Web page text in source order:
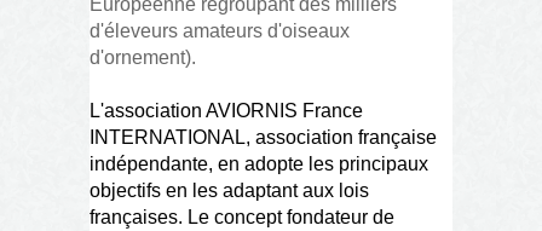
d'éleveurs amateurs d'oiseaux
d'ornement).
L'association AVIORNIS France
INTERNATIONAL, association française
indépendante, en adopte les principaux
objectifs en les adaptant aux lois
françaises. Le concept fondateur de